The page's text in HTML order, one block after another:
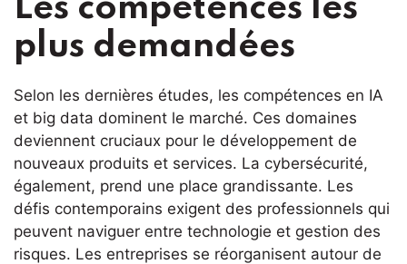
Les compétences les
plus demandées
Selon les dernières études, les compétences en IA
et big data dominent le marché. Ces domaines
deviennent cruciaux pour le développement de
nouveaux produits et services. La cybersécurité,
également, prend une place grandissante. Les
défis contemporains exigent des professionnels qui
peuvent naviguer entre technologie et gestion des
risques. Les entreprises se réorganisent autour de